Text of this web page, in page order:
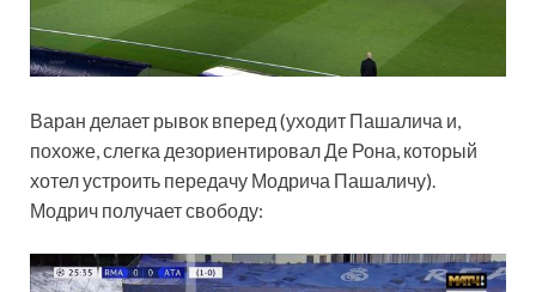
Варан делает рывок вперед (уходит Пашалича и,
похоже, слегка дезориентировал Де Рона, который
хотел устроить передачу Модрича Пашаличу).
Модрич получает свободу: